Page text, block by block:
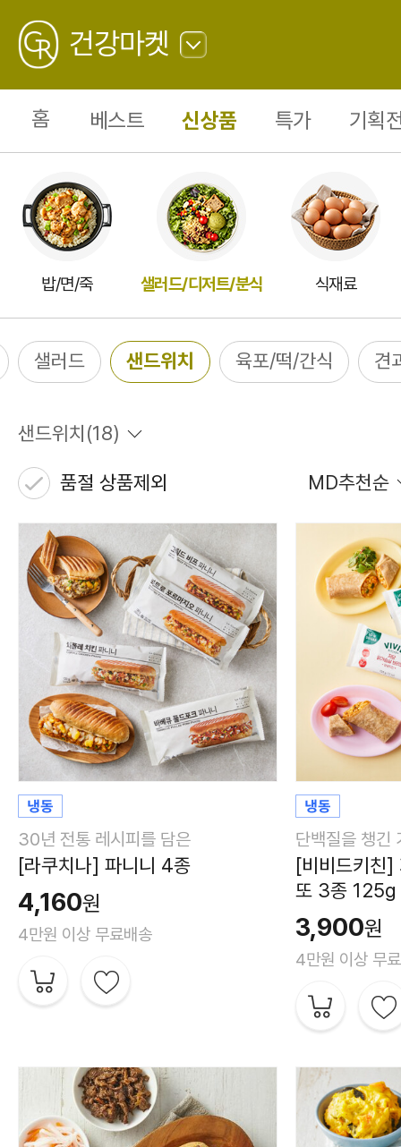
GREATING
건강마켓
로
홈 베스트 신상품 특가 기획
밥/면/죽 샐러드/디저트/분식 식재료
샐러드 샌드위치 육포/떡/간식 견
샌드위치(18)
품절 상품제외 MD추천순
30년 전통 레시피를 담은
[라쿠치나] 파니니 4종
4,160원
4만원 이상 무료배송
단백질을 챙긴
[비비드키친]
또 3종 125g
3,900원
4만원 이상 무